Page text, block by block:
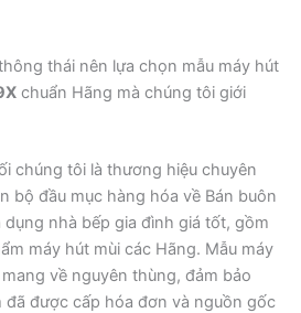
thái nên lựa chọn mẫu máy hút
chuẩn Hãng mà chúng tôi giới
chúng tôi là thương hiệu chuyên
bộ đầu mục hàng hóa về Bán buôn
dụng nhà bếp gia đình giá tốt, gồm
máy hút mùi các Hãng. Mẫu máy
về nguyên thùng, đảm bảo
được cấp hóa đơn và nguồn gốc